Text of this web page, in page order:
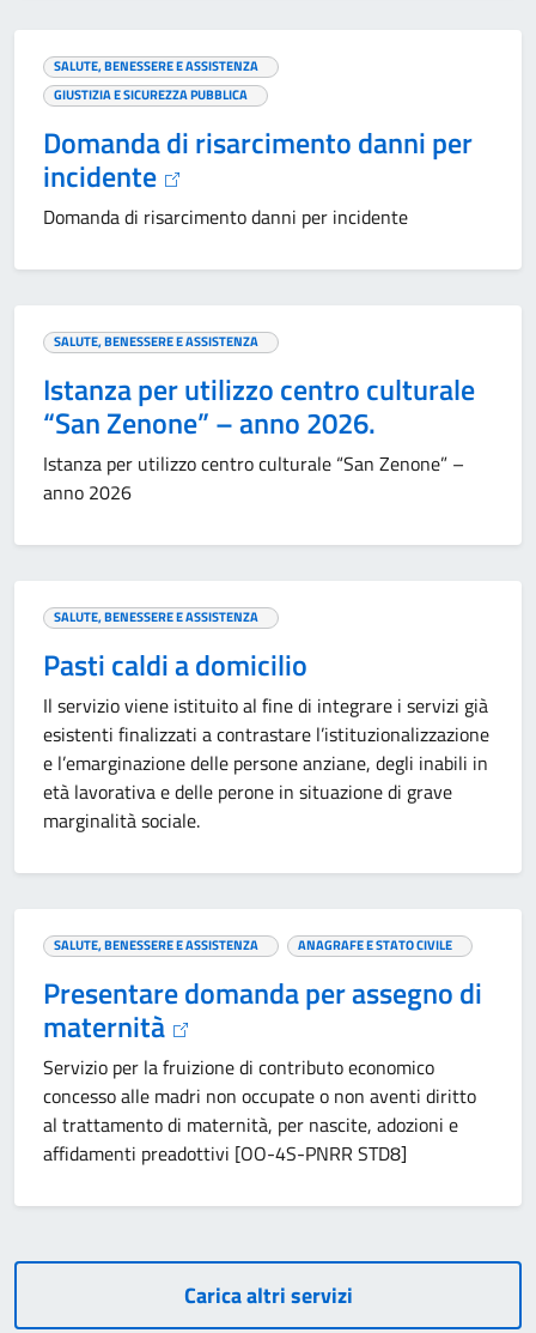
SALUTE, BENESSERE E ASSISTENZA
GIUSTIZIA E SICUREZZA PUBBLICA
Domanda di risarcimento danni per
incidente
Domanda di risarcimento danni per incidente
SALUTE, BENESSERE E ASSISTENZA
Istanza per utilizzo centro culturale
“San Zenone” – anno 2026.
Istanza per utilizzo centro culturale “San Zenone” –
anno 2026
SALUTE, BENESSERE E ASSISTENZA
Pasti caldi a domicilio
Il servizio viene istituito al fine di integrare i servizi già
esistenti finalizzati a contrastare l’istituzionalizzazione
e l’emarginazione delle persone anziane, degli inabili in
età lavorativa e delle perone in situazione di grave
marginalità sociale.
SALUTE, BENESSERE E ASSISTENZA ANAGRAFE E STATO CIVILE
Presentare domanda per assegno di
maternità
Servizio per la fruizione di contributo economico
concesso alle madri non occupate o non aventi diritto
al trattamento di maternità, per nascite, adozioni e
affidamenti preadottivi [OO-4S-PNRR STD8]
Carica altri servizi